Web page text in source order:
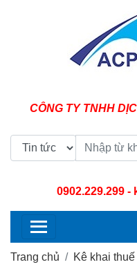
CÔNG TY TNHH
0902.229.299-
Trang chủ Kê khai thuế